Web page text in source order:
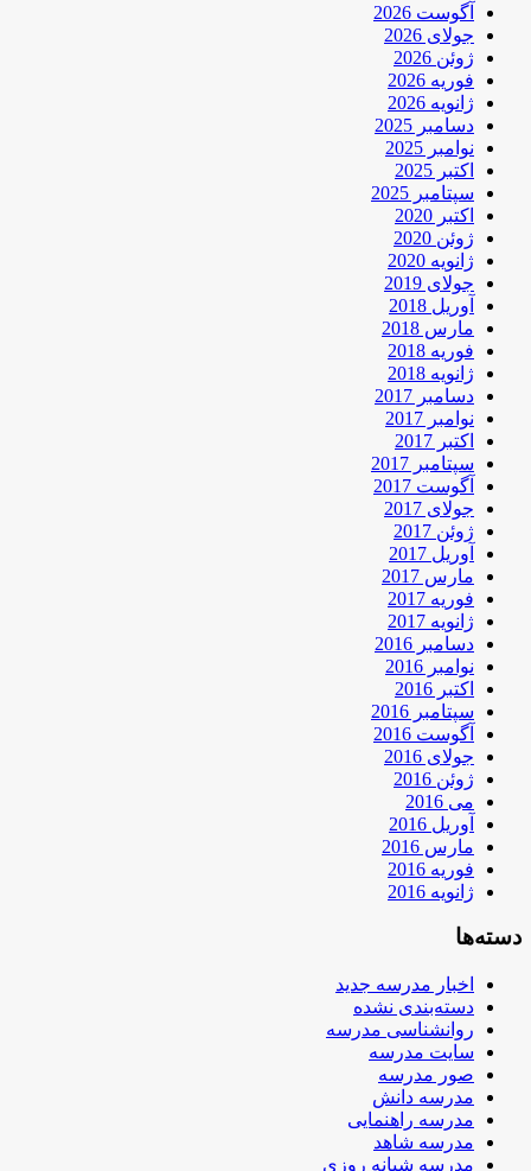
آگوست 2026
جولای 2026
ژوئن 2026
فوریه 2026
ژانویه 2026
دسامبر 2025
نوامبر 2025
اکتبر 2025
سپتامبر 2025
اکتبر 2020
ژوئن 2020
ژانویه 2020
جولای 2019
آوریل 2018
مارس 2018
فوریه 2018
ژانویه 2018
دسامبر 2017
نوامبر 2017
اکتبر 2017
سپتامبر 2017
آگوست 2017
جولای 2017
ژوئن 2017
آوریل 2017
مارس 2017
فوریه 2017
ژانویه 2017
دسامبر 2016
نوامبر 2016
اکتبر 2016
سپتامبر 2016
آگوست 2016
جولای 2016
ژوئن 2016
می 2016
آوریل 2016
مارس 2016
فوریه 2016
ژانویه 2016
دسته‌ها
اخبار مدرسه جدید
دسته‌بندی نشده
روانشناسی مدرسه
سایت مدرسه
صور مدرسه
مدرسه دانش
مدرسه راهنمایی
مدرسه شاهد
مدرسه شبانه روزی